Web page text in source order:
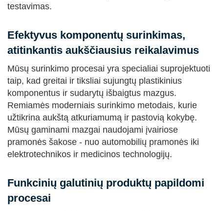
testavimas.
Efektyvus komponentų surinkimas,
atitinkantis aukščiausius reikalavimus
Mūsų surinkimo procesai yra specialiai suprojektuoti
taip, kad greitai ir tiksliai sujungtų plastikinius
komponentus ir sudarytų išbaigtus mazgus.
Remiamės moderniais surinkimo metodais, kurie
užtikrina aukštą atkuriamumą ir pastovią kokybę.
Mūsų gaminami mazgai naudojami įvairiose
pramonės šakose - nuo automobilių pramonės iki
elektrotechnikos ir medicinos technologijų.
Funkcinių galutinių produktų papildomi
procesai